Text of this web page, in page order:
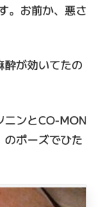
。お前か、悪さ
が効いてたの
ニンとCO-MON
ポーズでひた